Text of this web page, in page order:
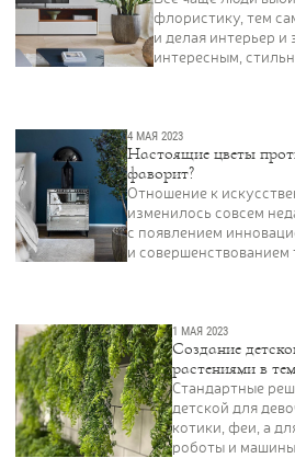
Цветы 123
Товары с 3D-моделями
Алфавитный указатель
Прайс-листы и каталоги
О Treez
Доставка и оплата
флористику, тем
и делая интерьер и
интересным,
4 МАЯ 2023
Настоящие цветы
фаворит?
Отношение к
изменилось совсем
с появлением
и
1 МАЯ 2023
Создание
растениями в
Стандартные
детской для
котики, феи, а
роботы и